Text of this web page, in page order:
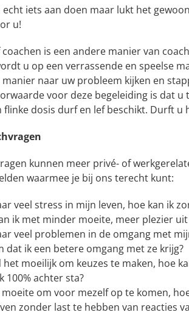
iets aan doen maar lukt het
u!
is een andere manier van
u op een verrassende en speelse
manier naar uw probleem kijken en
voor deze begeleiding is dat
flinke dosis durf en lef beschikt. Durft u
kunnen meer privé- of
waarmee je bij ons terecht kunt:
veel stress in mijn leven, hoe kan ik
ik met minder moeite, meer plezier
veel problemen in de omgang met
dat ik een betere omgang met ze krijg?
het moeilijk om keuzes te maken, hoe
100% achter sta?
moeite om voor mezelf op te komen,
zonder last te hebben van reacties